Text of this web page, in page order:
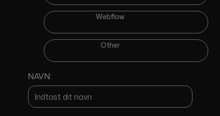
Webflow
Other
NAVN: